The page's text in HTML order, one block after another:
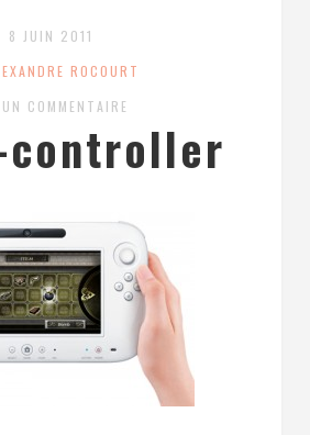
8 JUIN 2011
ROCOURT
COMMENTAIRE